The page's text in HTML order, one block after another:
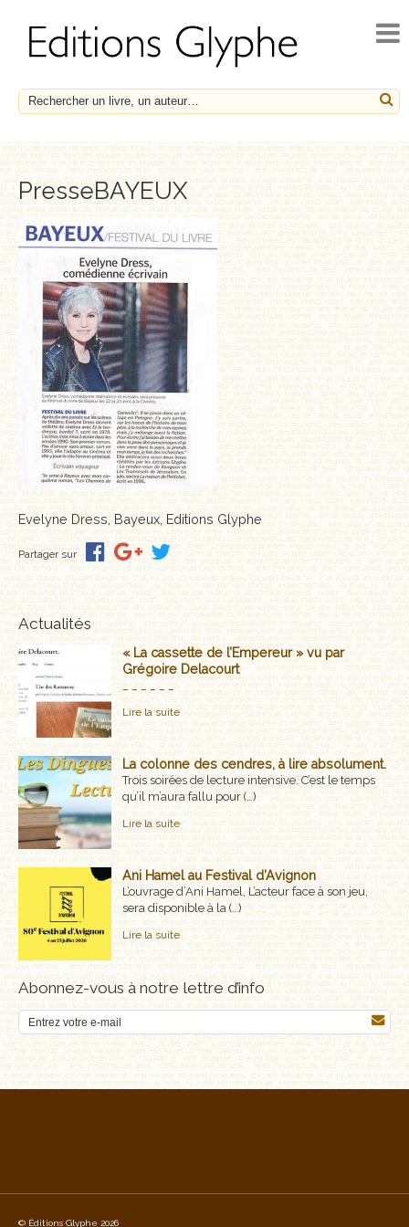
ACTUALITÉS
NOUVEAUTÉS
À PARAÎTRE
LE FRANÇAIS EN HÉRITAGE
POLARS ET THRILLERS
ROMANS
COFFRETS
AUTEURS
LES CADEAUX
LES ÉDITIONS GLYPHE
PresseBAYEUX
Evelyne Dress, Bayeux, Editions Glyphe
Partager sur
Actualités
« La cassette de l’Empereur » vu par
Grégoire Delacourt
Lire la suite
La colonne des cendres, à lire absolument.
Trois soirées de lecture intensive. C’est le temps
qu’il m’aura fallu pour (…)
Lire la suite
Ani Hamel au Festival d’Avignon
L’ouvrage d’Ani Hamel, L’acteur face à son jeu,
sera disponible à la (…)
Lire la suite
Abonnez-vous à notre lettre d’info
© Éditions Glyphe 2026